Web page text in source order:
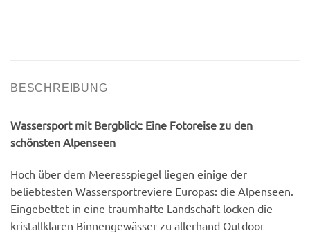
BESCHREIBUNG
Wassersport mit Bergblick: Eine Fotoreise zu den
schönsten Alpenseen
Hoch über dem Meeresspiegel liegen einige der
beliebtesten Wassersportreviere Europas: die Alpenseen.
Eingebettet in eine traumhafte Landschaft locken die
kristallklaren Binnengewässer zu allerhand Outdoor-